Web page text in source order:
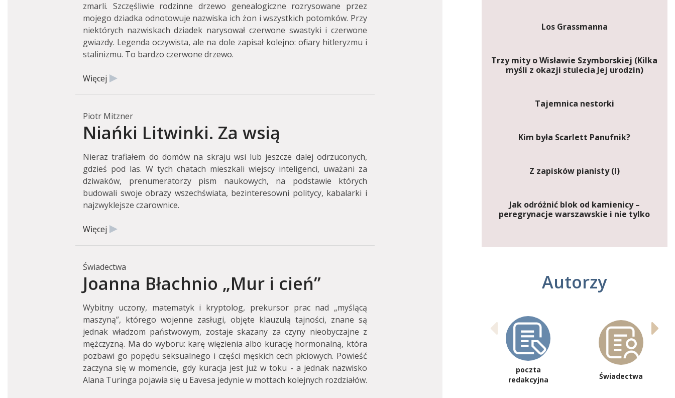
zmarli. Szczęśliwie rodzinne drzewo genealogiczne rozrysowane przez
mojego dziadka odnotowuje nazwiska ich żon i wszystkich potomków. Przy
niektórych nazwiskach dziadek narysował czerwone swastyki i czerwone
gwiazdy. Legenda oczywista, ale na dole zapisał kolejno: ofiary hitleryzmu i
stalinizmu. To bardzo czerwone drzewo.
Więcej
Piotr Mitzner
Niańki Litwinki. Za wsią
Nieraz trafiałem do domów na skraju wsi lub jeszcze dalej odrzuconych,
gdzieś pod las. W tych chatach mieszkali wiejscy inteligenci, uważani za
dziwaków, prenumeratorzy pism naukowych, na podstawie których
budowali swoje obrazy wszechświata, bezinteresowni politycy, kabalarki i
najzwyklejsze czarownice.
Więcej
Świadectwa
Joanna Błachnio „Mur i cień”
Wybitny uczony, matematyk i kryptolog, prekursor prac nad „myślącą
maszyną”, którego wojenne zasługi, objęte klauzulą tajności, znane są
jednak władzom państwowym, zostaje skazany za czyny nieobyczajne z
mężczyzną. Ma do wyboru: karę więzienia albo kurację hormonalną, która
pozbawi go popędu seksualnego i części męskich cech płciowych. Powieść
zaczyna się w momencie, gdy kuracja jest już w toku - a jednak nazwisko
Alana Turinga pojawia się u Eavesa jedynie w mottach kolejnych rozdziałów.
Los Grassmanna
Trzy mity o Wisławie Szymborskiej (Kilka
myśli z okazji stulecia Jej urodzin)
Tajemnica nestorki
Kim była Scarlett Panufnik?
Z zapisków pianisty (I)
Jak odróżnić blok od kamienicy –
peregrynacje warszawskie i nie tylko
Autorzy
poczta
redakcyjna
Świadectwa